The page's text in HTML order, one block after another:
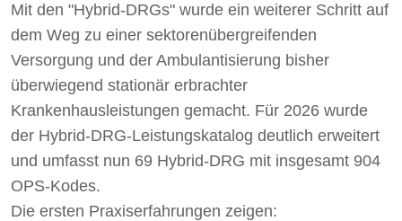
Mit den "Hybrid-DRGs" wurde ein weiterer Schritt auf
dem Weg zu einer sektorenübergreifenden
Versorgung und der Ambulantisierung bisher
überwiegend stationär erbrachter
Krankenhausleistungen gemacht. Für 2026 wurde
der Hybrid-DRG-Leistungskatalog deutlich erweitert
und umfasst nun 69 Hybrid-DRG mit insgesamt 904
OPS-Kodes.
Die ersten Praxiserfahrungen zeigen: